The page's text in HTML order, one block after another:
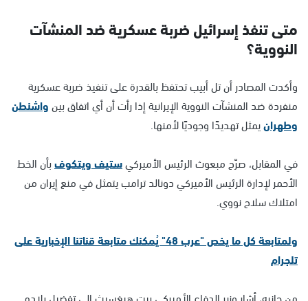
متى تنفذ إسرائيل ضربة عسكرية ضد المنشآت
النووية؟
وأكدت المصادر أن تل أبيب تحتفظ بالقدرة على تنفيذ ضربة عسكرية
منفردة ضد المنشآت النووية الإيرانية إذا رأت أن أي اتفاق بينواشنطن
وطهرانيمثل تهديدًا وجوديًا لأمنها.
في المقابل، صرّح مبعوث الرئيس الأميركيستيف ويتكوفبأن الخط
الأحمر لإدارة الرئيس الأميركي دونالد ترامب يتمثل في منع إيران من
امتلاك سلاح نووي.
ولمتابعة كل ما يخص "عرب 48" يُمكنك متابعة قناتنا الإخبارية على
تلجرام